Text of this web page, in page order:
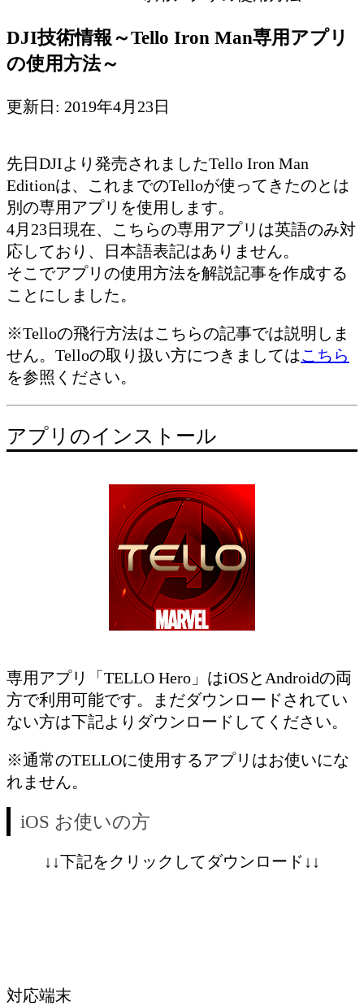
DJI技術情報～Tello Iron Man専用アプリ
の使用方法～
更新日: 2019年4月23日
先日DJIより発売されましたTello Iron Man
Editionは、これまでのTelloが使ってきたのとは
別の専用アプリを使用します。
4月23日現在、こちらの専用アプリは英語のみ対
応しており、日本語表記はありません。
そこでアプリの使用方法を解説記事を作成する
ことにしました。
※Telloの飛行方法はこちらの記事では説明しま
せん。Telloの取り扱い方につきましてはこちら
を参照ください。
アプリのインストール
専用アプリ「TELLO Hero」はiOSとAndroidの両
方で利用可能です。まだダウンロードされてい
ない方は下記よりダウンロードしてください。
※通常のTELLOに使用するアプリはお使いにな
れません。
iOS お使いの方
↓↓下記をクリックしてダウンロード↓↓
対応端末